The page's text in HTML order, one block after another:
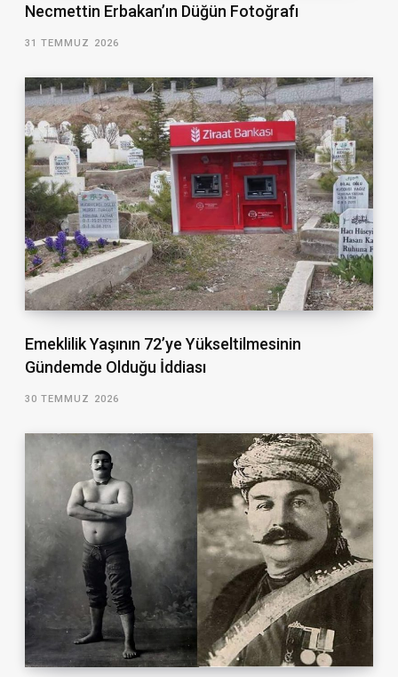
Necmettin Erbakan’ın Düğün Fotoğrafı
31 TEMMUZ 2026
Emeklilik Yaşının 72’ye Yükseltilmesinin
Gündemde Olduğu İddiası
30 TEMMUZ 2026